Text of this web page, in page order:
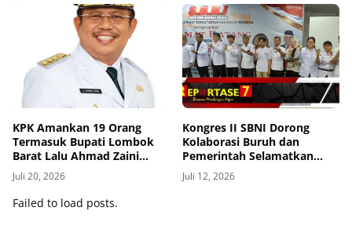
KPK Amankan 19 Orang
Termasuk Bupati Lombok
Barat Lalu Ahmad Zaini
dalam OTT
Juli 20, 2026
Kongres II SBNI Dorong
Kolaborasi Buruh dan
Pemerintah Selamatkan
Lingkungan
Juli 12, 2026
Failed to load posts.